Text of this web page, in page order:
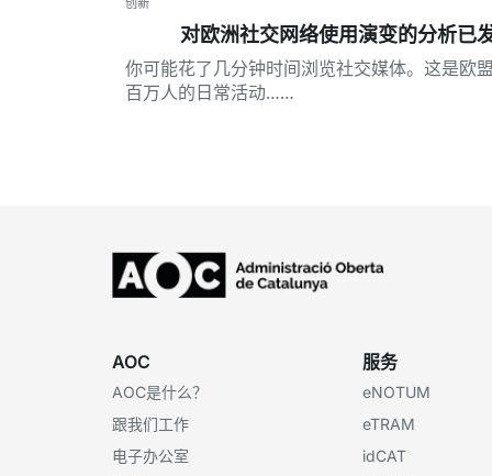
对欧洲社交网络使用演变的分析已
你可能花了几分钟时间浏览社交媒体。这是欧
百万人的日常活动……
AOC
AOC是什么？
跟我们工作
电子办公室
服务
eNOTUM
eTRAM
idCAT